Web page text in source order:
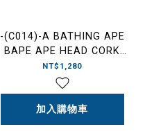
-(C014)-A BATHING APE
BAPE APE HEAD CORK
COASTER 猿人頭 杯墊 一
組4片-001KAM201001M
NT$1,280
加入購物車